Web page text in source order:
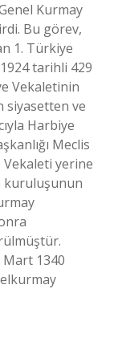
Kurmay
Bu görev,
1. Türkiye
tarihli 429
Vekaletinin
siyasetten ve
Harbiye
Meclis
Vekaleti yerine
kuruluşunun
Mart 1340